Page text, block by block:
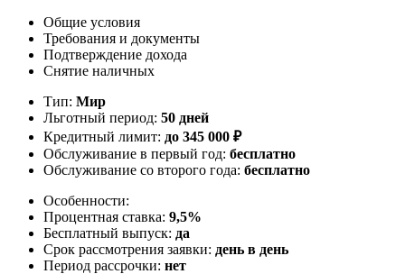
Общие условия
Требования и документы
Подтверждение дохода
Снятие наличных
Тип: Мир
Льготный период: 50 дней
Кредитный лимит: до 345 000 ₽
Обслуживание в первый год: бесплатно
Обслуживание со второго года: бесплатно
Особенности:
Процентная ставка: 9,5%
Бесплатный выпуск: да
Срок рассмотрения заявки: день в день
Период рассрочки: нет